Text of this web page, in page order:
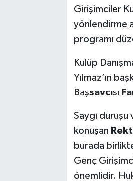
Girişimciler
yönlendirme
programı
Kulüp
Yılmaz’ın
Başsavcısı
Saygı duruşu
konuşan
burada
Genç
önemlidir.